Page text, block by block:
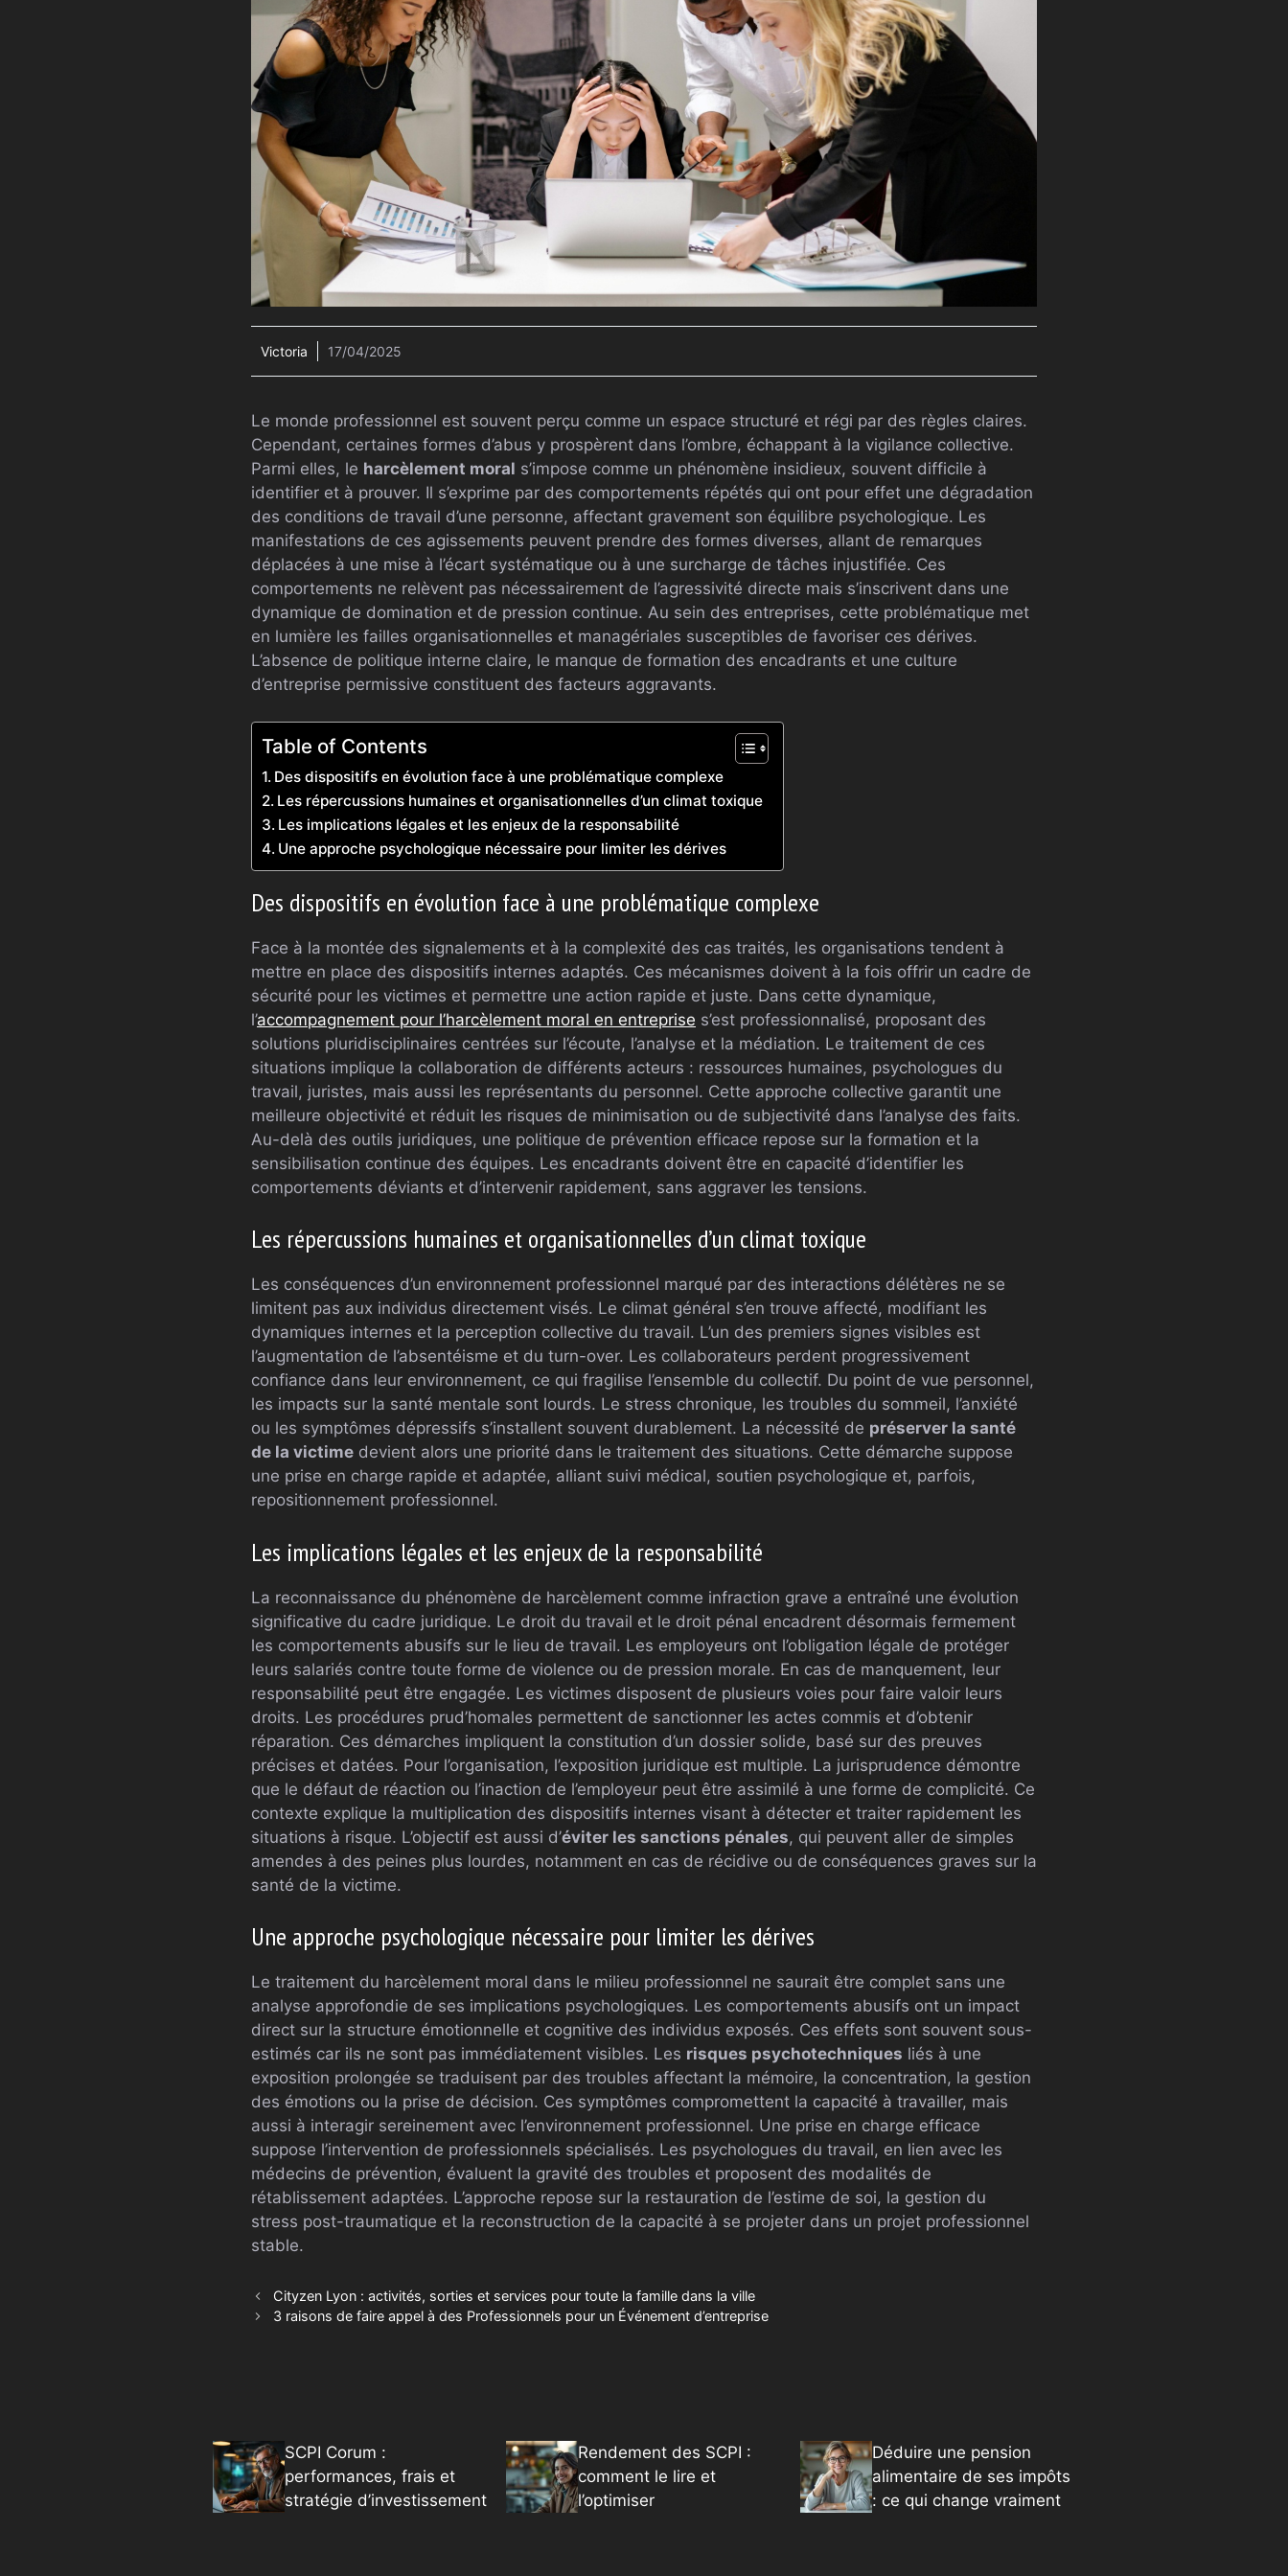
Victoria 17/04/2025
Le monde professionnel est souvent perçu comme un espace structuré et régi par des règles claires.
Cependant, certaines formes d’abus y prospèrent dans l’ombre, échappant à la vigilance collective.
Parmi elles, le harcèlement moral s’impose comme un phénomène insidieux, souvent difficile à
identifier et à prouver. Il s’exprime par des comportements répétés qui ont pour effet une dégradation
des conditions de travail d’une personne, affectant gravement son équilibre psychologique. Les
manifestations de ces agissements peuvent prendre des formes diverses, allant de remarques
déplacées à une mise à l’écart systématique ou à une surcharge de tâches injustifiée. Ces
comportements ne relèvent pas nécessairement de l’agressivité directe mais s’inscrivent dans une
dynamique de domination et de pression continue. Au sein des entreprises, cette problématique met
en lumière les failles organisationnelles et managériales susceptibles de favoriser ces dérives.
L’absence de politique interne claire, le manque de formation des encadrants et une culture
d’entreprise permissive constituent des facteurs aggravants.
Table of Contents
Des dispositifs en évolution face à une problématique complexe
Les répercussions humaines et organisationnelles d’un climat toxique
Les implications légales et les enjeux de la responsabilité
Une approche psychologique nécessaire pour limiter les dérives
Des dispositifs en évolution face à une problématique complexe
Face à la montée des signalements et à la complexité des cas traités, les organisations tendent à
mettre en place des dispositifs internes adaptés. Ces mécanismes doivent à la fois offrir un cadre de
sécurité pour les victimes et permettre une action rapide et juste. Dans cette dynamique,
l’accompagnement pour l’harcèlement moral en entreprise s’est professionnalisé, proposant des
solutions pluridisciplinaires centrées sur l’écoute, l’analyse et la médiation. Le traitement de ces
situations implique la collaboration de différents acteurs : ressources humaines, psychologues du
travail, juristes, mais aussi les représentants du personnel. Cette approche collective garantit une
meilleure objectivité et réduit les risques de minimisation ou de subjectivité dans l’analyse des faits.
Au-delà des outils juridiques, une politique de prévention efficace repose sur la formation et la
sensibilisation continue des équipes. Les encadrants doivent être en capacité d’identifier les
comportements déviants et d’intervenir rapidement, sans aggraver les tensions.
Les répercussions humaines et organisationnelles d’un climat toxique
Les conséquences d’un environnement professionnel marqué par des interactions délétères ne se
limitent pas aux individus directement visés. Le climat général s’en trouve affecté, modifiant les
dynamiques internes et la perception collective du travail. L’un des premiers signes visibles est
l’augmentation de l’absentéisme et du turn-over. Les collaborateurs perdent progressivement
confiance dans leur environnement, ce qui fragilise l’ensemble du collectif. Du point de vue personnel,
les impacts sur la santé mentale sont lourds. Le stress chronique, les troubles du sommeil, l’anxiété
ou les symptômes dépressifs s’installent souvent durablement. La nécessité de préserver la santé
de la victime devient alors une priorité dans le traitement des situations. Cette démarche suppose
une prise en charge rapide et adaptée, alliant suivi médical, soutien psychologique et, parfois,
repositionnement professionnel.
Les implications légales et les enjeux de la responsabilité
La reconnaissance du phénomène de harcèlement comme infraction grave a entraîné une évolution
significative du cadre juridique. Le droit du travail et le droit pénal encadrent désormais fermement
les comportements abusifs sur le lieu de travail. Les employeurs ont l’obligation légale de protéger
leurs salariés contre toute forme de violence ou de pression morale. En cas de manquement, leur
responsabilité peut être engagée. Les victimes disposent de plusieurs voies pour faire valoir leurs
droits. Les procédures prud’homales permettent de sanctionner les actes commis et d’obtenir
réparation. Ces démarches impliquent la constitution d’un dossier solide, basé sur des preuves
précises et datées. Pour l’organisation, l’exposition juridique est multiple. La jurisprudence démontre
que le défaut de réaction ou l’inaction de l’employeur peut être assimilé à une forme de complicité. Ce
contexte explique la multiplication des dispositifs internes visant à détecter et traiter rapidement les
situations à risque. L’objectif est aussi d’éviter les sanctions pénales, qui peuvent aller de simples
amendes à des peines plus lourdes, notamment en cas de récidive ou de conséquences graves sur la
santé de la victime.
Une approche psychologique nécessaire pour limiter les dérives
Le traitement du harcèlement moral dans le milieu professionnel ne saurait être complet sans une
analyse approfondie de ses implications psychologiques. Les comportements abusifs ont un impact
direct sur la structure émotionnelle et cognitive des individus exposés. Ces effets sont souvent sous-
estimés car ils ne sont pas immédiatement visibles. Les risques psychotechniques liés à une
exposition prolongée se traduisent par des troubles affectant la mémoire, la concentration, la gestion
des émotions ou la prise de décision. Ces symptômes compromettent la capacité à travailler, mais
aussi à interagir sereinement avec l’environnement professionnel. Une prise en charge efficace
suppose l’intervention de professionnels spécialisés. Les psychologues du travail, en lien avec les
médecins de prévention, évaluent la gravité des troubles et proposent des modalités de
rétablissement adaptées. L’approche repose sur la restauration de l’estime de soi, la gestion du
stress post-traumatique et la reconstruction de la capacité à se projeter dans un projet professionnel
stable.
Cityzen Lyon : activités, sorties et services pour toute la famille dans la ville
3 raisons de faire appel à des Professionnels pour un Événement d’entreprise
SCPI Corum :
performances, frais et
stratégie d’investissement
Rendement des SCPI :
comment le lire et
l’optimiser
Déduire une pension
alimentaire de ses impôts
: ce qui change vraiment